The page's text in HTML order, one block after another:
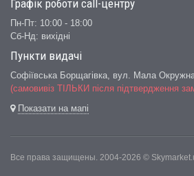
Графік роботи сall-центру
Пн-Пт: 10:00 - 18:00
Сб-Нд: вихідні
Пункти видачі
Софіївська Борщагівка, вул. Мала
(самовивіз ТІЛЬКИ після підтвердження
Показати на мапі
Все права защищены. 2004-2026 ©